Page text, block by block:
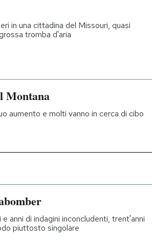
in una cittadina del Missouri, quasi
tromba d'aria
Montana
aumento e molti vanno in cerca di cibo
anni di indagini inconcludenti, trent'anni
piuttosto singolare